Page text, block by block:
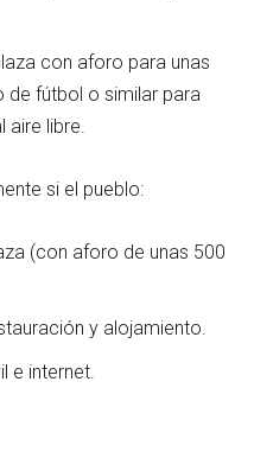
con aforo para unas
de fútbol o similar para
libre.
si el pueblo:
(con aforo de unas 500
y alojamiento.
e internet.